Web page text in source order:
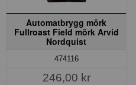
Automatbrygg mörk
Fullroast Field mörk Arvid
Nordquist
474116
246,00 kr